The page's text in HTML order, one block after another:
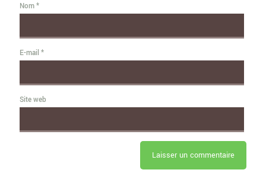
Nom*
E-mail *
Site web